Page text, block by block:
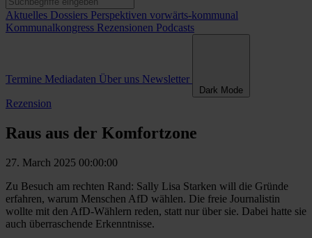
Aktuelles Dossiers Perspektiven vorwärts-kommunal
Kommunalkongress Rezensionen Podcasts
Termine Mediadaten Über uns Newsletter
Dark Mode
Rezension
Raus aus der Komfortzone
27. March 2025 00:00:00
Zu Besuch am rechten Rand: Sally Lisa Starken will die Gründe
erfahren, warum Menschen AfD wählen. Die freie Journalistin
wollte mit den AfD-Wählern reden, statt nur über sie. Dabei hatte sie
auch überraschende Erkenntnisse.